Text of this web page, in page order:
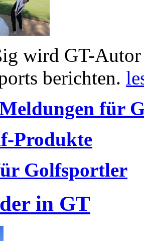
wird GT-
berichten.
für
Produkte
Golfsportler
in GT